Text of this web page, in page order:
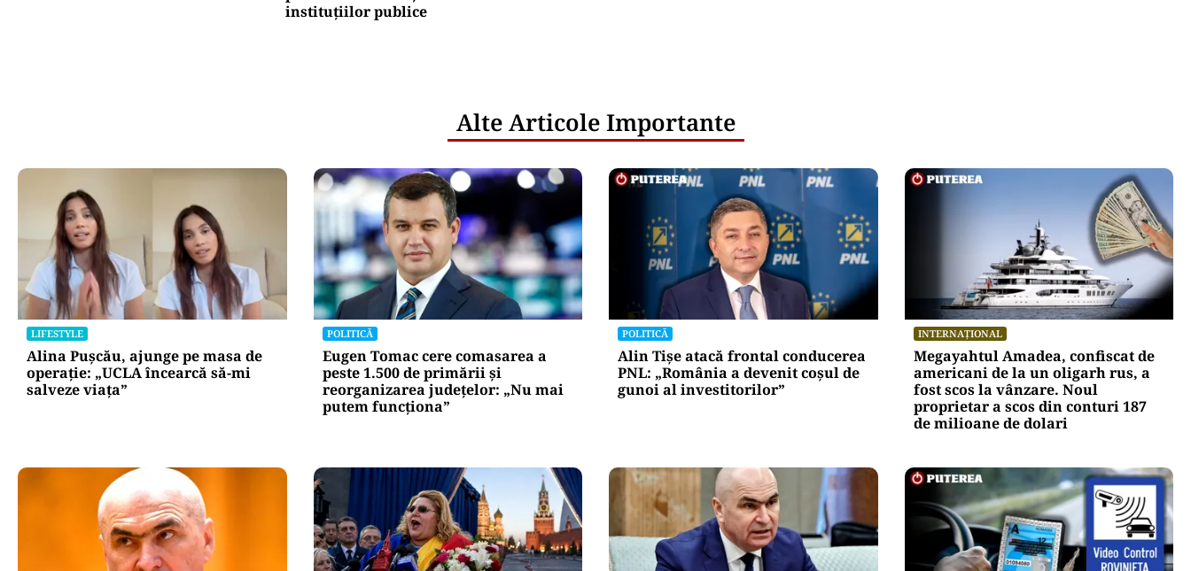
instituțiilor publice
Alte Articole Importante
LIFESTYLE
Alina Pușcău, ajunge pe masa de
operație: „UCLA încearcă să-mi
salveze viața”
POLITICĂ
Eugen Tomac cere comasarea a
peste 1.500 de primării și
reorganizarea județelor: „Nu mai
putem funcționa”
POLITICĂ
Alin Tișe atacă frontal conducerea
PNL: „România a devenit coșul de
gunoi al investitorilor”
INTERNAȚIONAL
Megayahtul Amadea, confiscat de
americani de la un oligarh rus, a
fost scos la vânzare. Noul
proprietar a scos din conturi 187
de milioane de dolari